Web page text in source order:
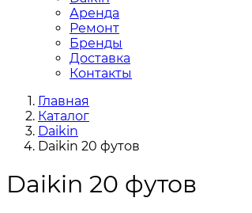
Аренда
Ремонт
Бренды
Доставка
Контакты
Главная
Каталог
Daikin
Daikin 20 футов
Daikin 20 футов